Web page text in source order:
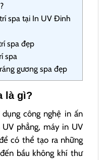
spa tại In UV Đinh
spa đẹp
spa
gương spa đẹp
là gì?
công nghệ in ấn
phẳng, máy in UV
có thể tạo ra những
bầu không khí thư